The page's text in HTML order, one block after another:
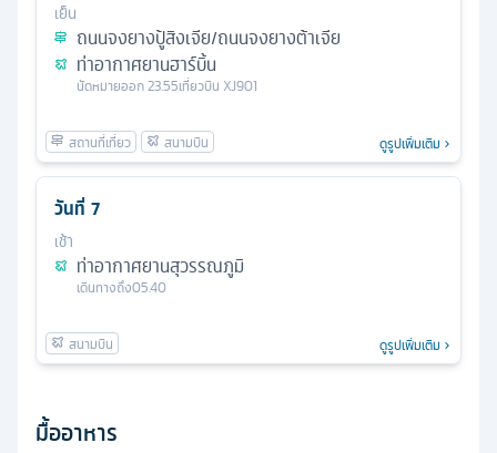
เย็น
ถนนจงยางปู้สิงเจีย/ถนนจงยางต้าเจีย
ท่าอากาศยานฮาร์บิ้น
นัดหมายออก23.55เที่ยวบิน XJ901
ดูรูปเพิ่มเติม
วันที่ 7
เช้า
ท่าอากาศยานสุวรรณภูมิ
เดินทางถึง05.40
ดูรูปเพิ่มเติม
มื้ออาหาร